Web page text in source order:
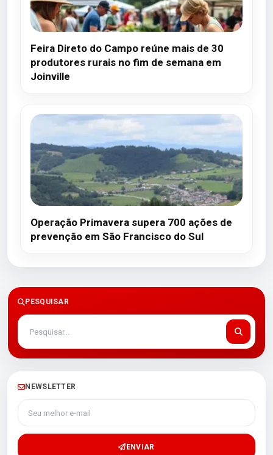
Feira Direto do Campo reúne mais de 30
produtores rurais no fim de semana em
Joinville
Operação Primavera supera 700 ações de
prevenção em São Francisco do Sul
PESQUISAR
NEWSLETTER
Seu melhor e-mail
ENVIAR